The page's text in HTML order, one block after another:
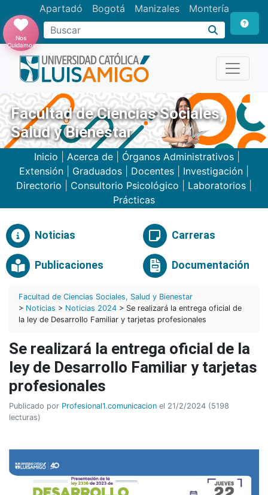
Apartadó Bogotá Manizales Montería
Buscar
Nos
Cuidamos
Facultad de Ciencias Sociales,
Salud y Bienestar
Inicio Acerca de Órganos Administrativos
Extensión
Graduados Docentes Investigación
Directorio
Consultorio Psicológico Laboratorios
Prácticas
Noticias Carreras
Publicaciones Documentación
Facultad de Ciencias Sociales, Salud y Bienestar
> Noticias > Noticias 2024 > Se realizará la entrega oficial de
la ley de Desarrollo Familiar y tarjetas profesionales
Se realizará la entrega oficial de la
ley de Desarrollo Familiar y tarjetas
profesionales
Publicado por Profesional1.comunicacion el 21/2/2024 (5198
lecturas)